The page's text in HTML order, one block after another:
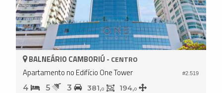
#2.519
BALNEÁRIO CAMBORIÚ - CENTRO
Apartamento no Edifício One Tower
4 5 3 381,0 194,0